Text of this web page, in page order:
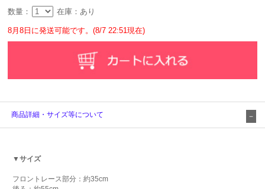
数量： 在庫：あり
8月8日に発送可能です。(8/7 22:51現在)
商品詳細・サイズ等について
▼サイズ
フロントレース部分：約35cm